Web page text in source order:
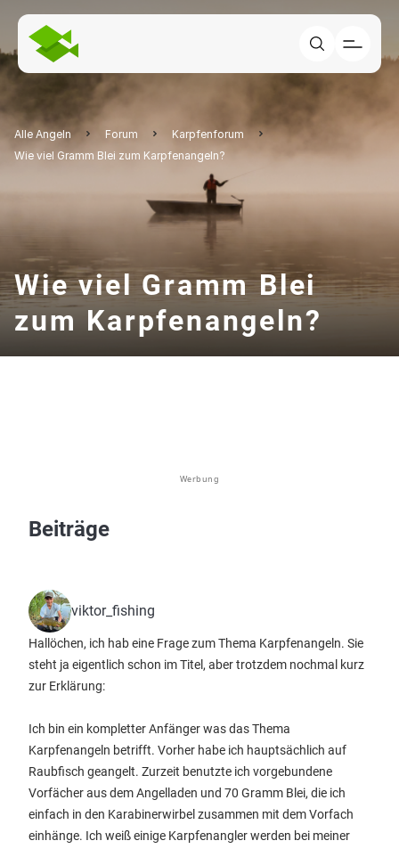
Alle Angeln Forum
Karpfenforum
Wie viel Gramm Blei zum Karpfenangeln?
Wie viel Gramm Blei
zum Karpfenangeln?
Werbung
Beiträge
viktor_fishing
Hallöchen, ich hab eine Frage zum Thema Karpfenangeln. Sie
steht ja eigentlich schon im Titel, aber trotzdem nochmal kurz
zur Erklärung:
Ich bin ein kompletter Anfänger was das Thema
Karpfenangeln betrifft. Vorher habe ich hauptsächlich auf
Raubfisch geangelt. Zurzeit benutzte ich vorgebundene
Vorfächer aus dem Angelladen und 70 Gramm Blei, die ich
einfach in den Karabinerwirbel zusammen mit dem Vorfach
einhänge. Ich weiß einige Karpfenangler werden bei meiner